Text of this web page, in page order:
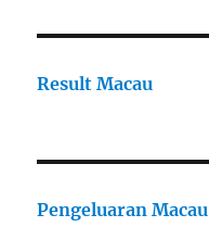
Result Macau
Pengeluaran Macau